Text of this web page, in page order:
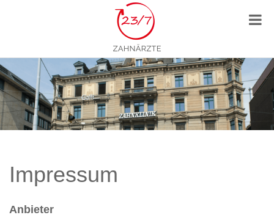
Impressum
Anbieter